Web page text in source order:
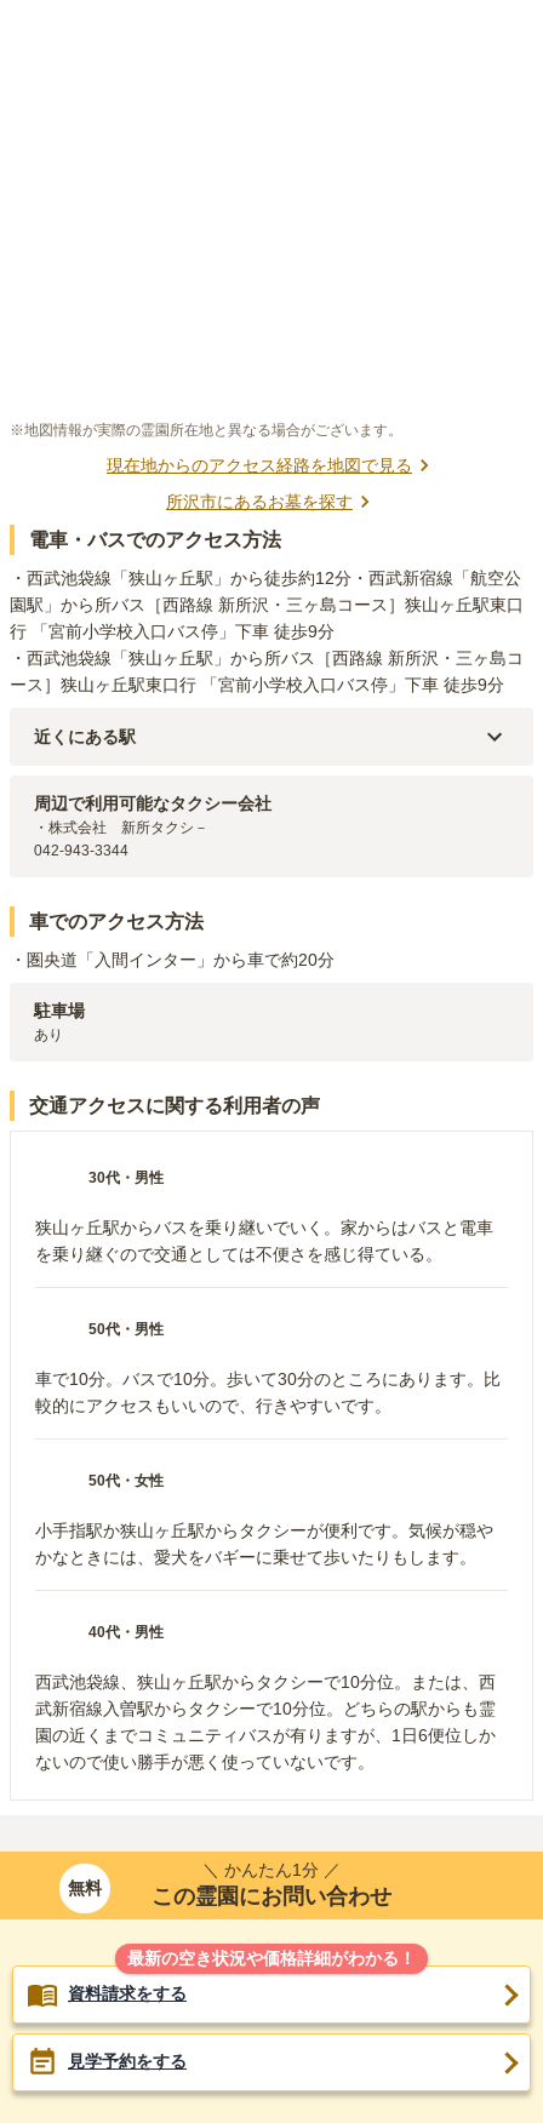
※地図情報が実際の霊園所在地と異なる場合がございます。
現在地からのアクセス経路を地図で見る
所沢市にあるお墓を探す
電車・バスでのアクセス方法
・西武池袋線「狭山ヶ丘駅」から徒歩約12分・西武新宿線「航空公
園駅」から所バス［西路線 新所沢・三ヶ島コース］狭山ヶ丘駅東口
行 「宮前小学校入口バス停」下車 徒歩9分
・西武池袋線「狭山ヶ丘駅」から所バス［西路線 新所沢・三ヶ島コ
ース］狭山ヶ丘駅東口行 「宮前小学校入口バス停」下車 徒歩9分
近くにある駅
西武池袋線
狭山ヶ丘駅（2.4km）
周辺で利用可能なタクシー会社
・株式会社　新所タクシ－
042-943-3344
車でのアクセス方法
・圏央道「入間インター」から車で約20分
駐車場
あり
交通アクセスに関する利用者の声
30代 ・ 男性
狭山ヶ丘駅からバスを乗り継いでいく。家からはバスと電車
を乗り継ぐので交通としては不便さを感じ得ている。
50代 ・ 男性
車で10分。バスで10分。歩いて30分のところにあります。比
較的にアクセスもいいので、行きやすいです。
50代 ・ 女性
小手指駅か狭山ヶ丘駅からタクシーが便利です。気候が穏や
かなときには、愛犬をバギーに乗せて歩いたりもします。
40代 ・ 男性
西武池袋線、狭山ヶ丘駅からタクシーで10分位。または、西
武新宿線入曽駅からタクシーで10分位。どちらの駅からも霊
園の近くまでコミュニティバスが有りますが、1日6便位しか
ないので使い勝手が悪く使っていないです。
無料
＼ かんたん1分 ／
この霊園にお問い合わせ
最新の空き状況や価格詳細がわかる！
資料請求をする
見学予約をする